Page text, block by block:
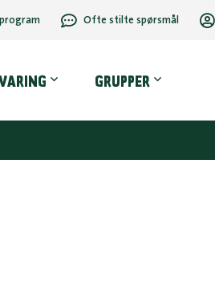
Ofte stilte spørsmål
GRUPPER